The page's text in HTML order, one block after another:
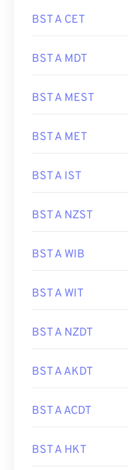
BST A CET
BST A MDT
BST A MEST
BST A MET
BST A IST
BST A NZST
BST A WIB
BST A WIT
BST A NZDT
BST A AKDT
BST A ACDT
BST A HKT